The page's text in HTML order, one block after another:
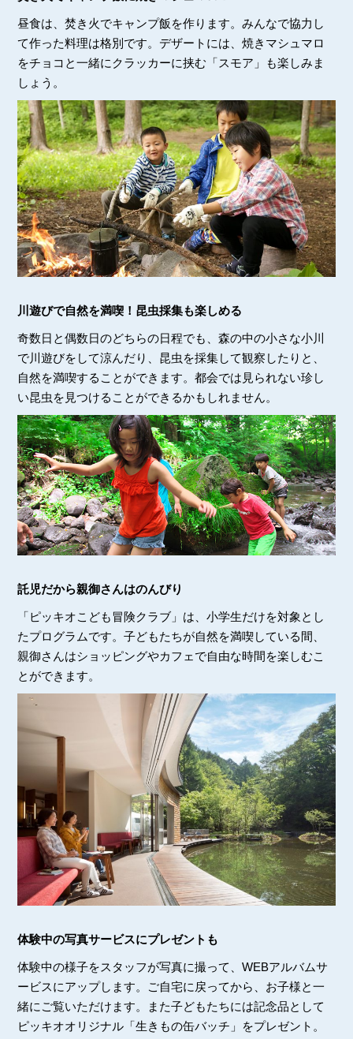
昼食は、焚き火でキャンプ飯を作ります。みんなで協力し
て作った料理は格別です。デザートには、焼きマシュマロ
をチョコと一緒にクラッカーに挟む「スモア」も楽しみま
しょう。
川遊びで自然を満喫！昆虫採集も楽しめる
奇数日と偶数日のどちらの日程でも、森の中の小さな小川
で川遊びをして涼んだり、昆虫を採集して観察したりと、
自然を満喫することができます。都会では見られない珍し
い昆虫を見つけることができるかもしれません。
託児だから親御さんはのんびり
「ピッキオこども冒険クラブ」は、小学生だけを対象とし
たプログラムです。子どもたちが自然を満喫している間、
親御さんはショッピングやカフェで自由な時間を楽しむこ
とができます。
体験中の写真サービスにプレゼントも
体験中の様子をスタッフが写真に撮って、WEBアルバムサ
ービスにアップします。ご自宅に戻ってから、お子様と一
緒にご覧いただけます。また子どもたちには記念品として
ピッキオオリジナル「生きもの缶バッチ」をプレゼント。